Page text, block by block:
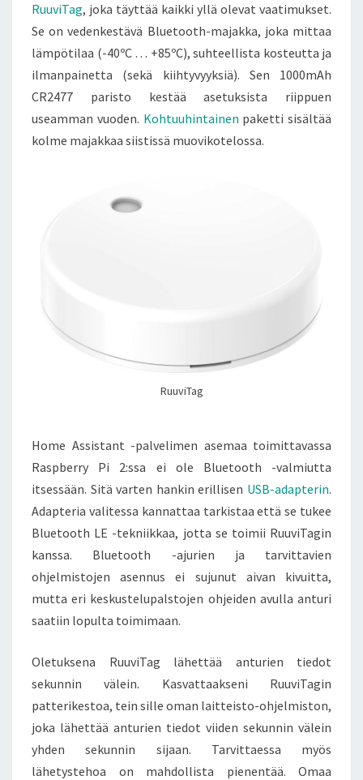
RuuviTag, joka täyttää kaikki yllä olevat vaatimukset.
Se on vedenkestävä Bluetooth-majakka, joka mittaa
lämpötilaa (-40ºC … +85ºC), suhteellista kosteutta ja
ilmanpainetta (sekä kiihtyvyyksiä). Sen 1000mAh
CR2477 paristo kestää asetuksista riippuen
useamman vuoden. Kohtuuhintainen paketti sisältää
kolme majakkaa siistissä muovikotelossa.
RuuviTag
Home Assistant -palvelimen asemaa toimittavassa
Raspberry Pi 2:ssa ei ole Bluetooth -valmiutta
itsessään. Sitä varten hankin erillisen USB-adapterin.
Adapteria valitessa kannattaa tarkistaa että se tukee
Bluetooth LE -tekniikkaa, jotta se toimii RuuviTagin
kanssa. Bluetooth -ajurien ja tarvittavien
ohjelmistojen asennus ei sujunut aivan kivuitta,
mutta eri keskustelupalstojen ohjeiden avulla anturi
saatiin lopulta toimimaan.
Oletuksena RuuviTag lähettää anturien tiedot
sekunnin välein. Kasvattaakseni RuuviTagin
patterikestoa, tein sille oman laitteisto-ohjelmiston,
joka lähettää anturien tiedot viiden sekunnin välein
yhden sekunnin sijaan. Tarvittaessa myös
lähetystehoa on mahdollista pienentää. Omaa